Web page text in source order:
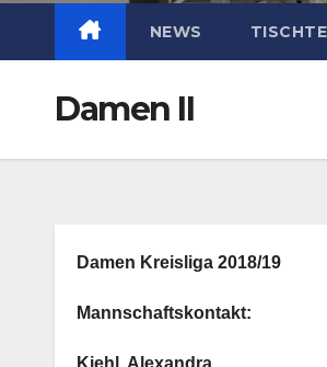
NEWS
Damen II
Damen Kreisliga 2018/19
Mannschaftskontakt:
Kiehl, Alexandra